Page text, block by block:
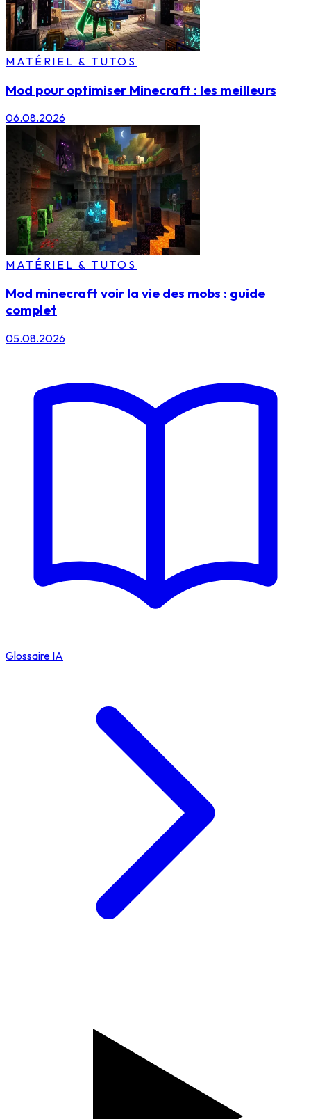
MATÉRIEL & TUTOS
Mod pour optimiser Minecraft : les meilleurs
06.08.2026
MATÉRIEL & TUTOS
Mod minecraft voir la vie des mobs : guide
complet
05.08.2026
Glossaire IA